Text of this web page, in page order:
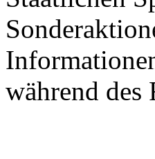
während des